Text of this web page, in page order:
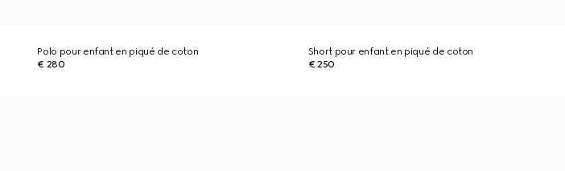
Polo pour enfant en piqué de coton
€ 280
Short pour enfant en piqué de coton
€ 250